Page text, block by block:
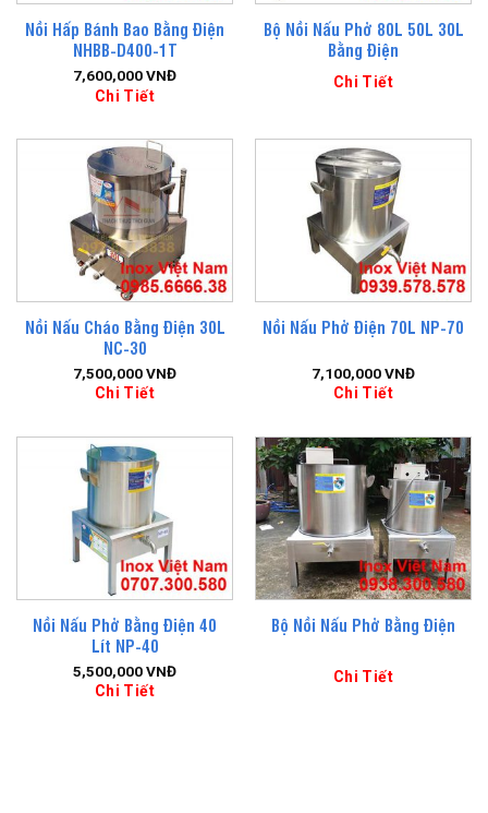
Nồi Hấp Bánh Bao Bằng Điện
NHBB-D400-1T
7,600,000VNĐ
Chi Tiết
Bộ Nồi Nấu Phở 80L 50L 30L
Bằng Điện
Chi Tiết
Nồi Nấu Cháo Bằng Điện 30L
NC-30
7,500,000VNĐ
Chi Tiết
Nồi Nấu Phở Điện 70L NP-70
7,100,000VNĐ
Chi Tiết
Nồi Nấu Phở Bằng Điện 40
Lít NP-40
5,500,000VNĐ
Chi Tiết
Bộ Nồi Nấu Phở Bằng Điện
Chi Tiết